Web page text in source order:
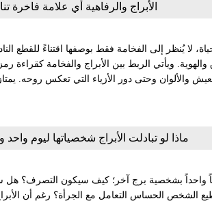
الأبراج والرفاهية أي علامة
لا يُنظر إلى الفخامة فقط بوصفها اقتناءً للقطع
والهوية. ويأتي الربط بين الأبراج والفخامة كقراءة
والألوان وحتى دور الأزياء التي تعكس روحه.
ماذا لو تبادلت الأبراج شخصياتها ليوم
واحداً بشخصية برج آخر؛ كيف سيكون التصرف؟
الشخص الحساس التعامل مع الجرأة؟ رغم أن